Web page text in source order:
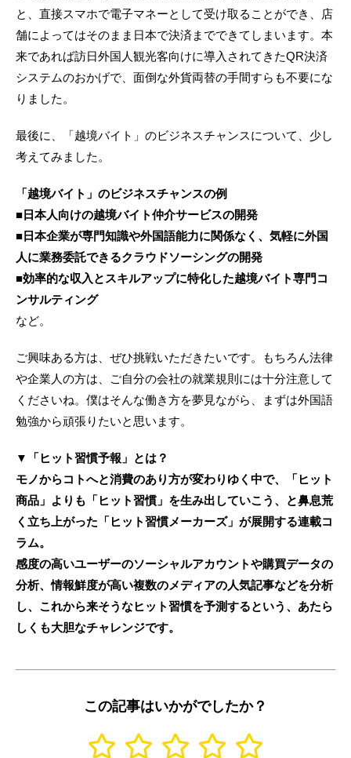
と、直接スマホで電子マネーとして受け取ることができ、店
舗によってはそのまま日本で決済までできてしまいます。本
来であれば訪日外国人観光客向けに導入されてきたQR決済
システムのおかげで、面倒な外貨両替の手間すらも不要にな
りました。
最後に、「越境バイト」のビジネスチャンスについて、少し
考えてみました。
「越境バイト」のビジネスチャンスの例
■日本人向けの越境バイト仲介サービスの開発
■日本企業が専門知識や外国語能力に関係なく、気軽に外国
人に業務委託できるクラウドソーシングの開発
■効率的な収入とスキルアップに特化した越境バイト専門コ
ンサルティング
など。
ご興味ある方は、ぜひ挑戦いただきたいです。もちろん法律
や企業人の方は、ご自分の会社の就業規則には十分注意して
くださいね。僕はそんな働き方を夢見ながら、まずは外国語
勉強から頑張りたいと思います。
▼「ヒット習慣予報」とは？
モノからコトへと消費のあり方が変わりゆく中で、「ヒット
商品」よりも「ヒット習慣」を生み出していこう、と鼻息荒
く立ち上がった「ヒット習慣メーカーズ」が展開する連載コ
ラム。
感度の高いユーザーのソーシャルアカウントや購買データの
分析、情報鮮度が高い複数のメディアの人気記事などを分析
し、これから来そうなヒット習慣を予測するという、あたら
しくも大胆なチャレンジです。
この記事はいかがでしたか？